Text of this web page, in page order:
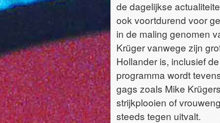
de dagelijkse
ook voortdurend voor
in de maling genomen
Krüger vanwege zijn
Hollander is, inclusief
programma wordt
gags zoals Mike
strijkplooien of
steeds tegen uitvalt.